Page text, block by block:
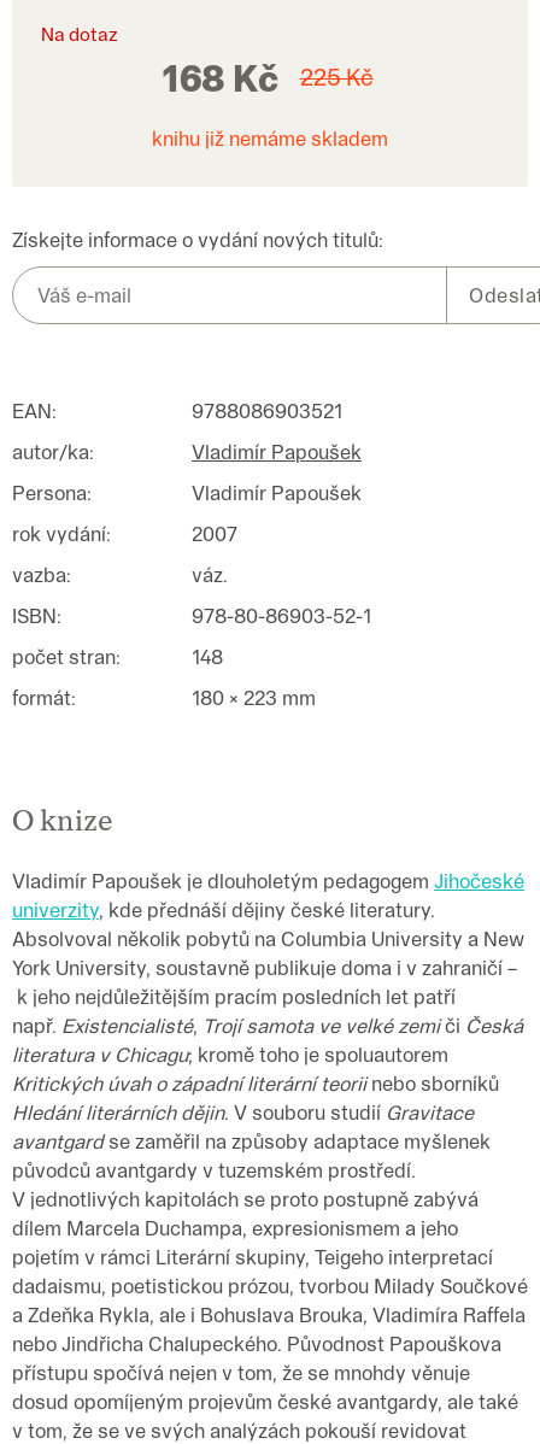
Na dotaz
225 Kč
168 Kč
knihu již nemáme skladem
Získejte informace o vydání nových titulů:
EAN:
9788086903521
autor/ka:
Vladimír Papoušek
Persona:
Vladimír Papoušek
rok vydání:
2007
vazba:
váz.
ISBN:
978-80-86903-52-1
počet stran:
148
formát: 180 × 223 mm
O knize
Vladimír Papoušek je dlouholetým pedagogem Jihočeské
univerzity, kde přednáší dějiny české literatury.
Absolvoval několik pobytů na Columbia University a New
York University, soustavně publikuje doma i v zahraničí –
k jeho nejdůležitějším pracím posledních let patří
např. Existencialisté, Trojí samota ve velké zemiči Česká
literatura v Chicagu; kromě toho je spoluautorem
Kritických úvah o západní literární teoriinebo sborníků
Hledání literárních dějin. V souboru studií Gravitace
avantgardse zaměřil na způsoby adaptace myšlenek
původců avantgardy v tuzemském prostředí.
V jednotlivých kapitolách se proto postupně zabývá
dílem Marcela Duchampa, expresionismem a jeho
pojetím v rámci Literární skupiny, Teigeho interpretací
dadaismu, poetistickou prózou, tvorbou Milady Součkové
a Zdeňka Rykla, ale i Bohuslava Brouka, Vladimíra Raffela
nebo Jindřicha Chalupeckého. Původnost Papouškova
přístupu spočívá nejen v tom, že se mnohdy věnuje
dosud opomíjeným projevům české avantgardy, ale také
v tom, že se ve svých analýzách pokouší revidovat